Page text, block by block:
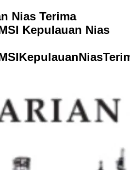
Nias Terima
Kepulauan Nias
SIKepulauanNiasTeri